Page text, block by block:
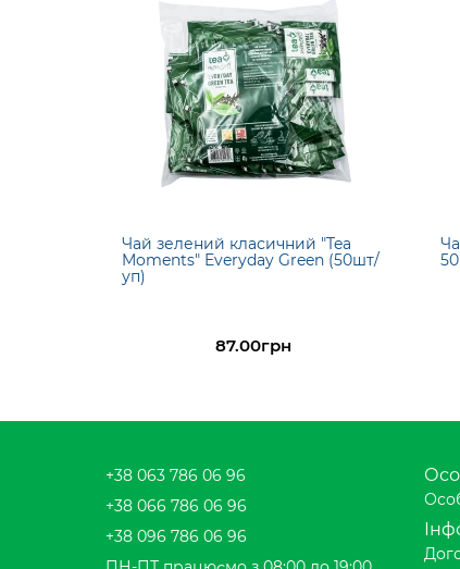
Чай зелений класичний "Tea
Moments" Everyday Green (50шт/
уп)
87.00грн
+38 063 786 06 96
+38 066 786 06 96
+38 096 786 06 96